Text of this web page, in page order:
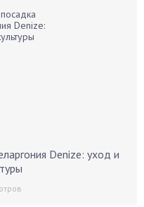
Denize: уход и